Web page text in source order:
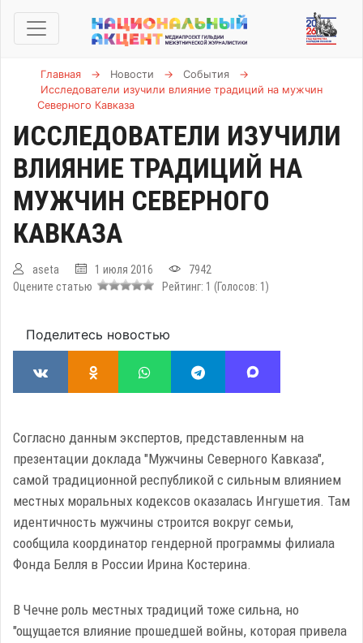
Главная → Новости → События
→
Исследователи изучили влияние традиций на мужчин
Северного Кавказа
ИССЛЕДОВАТЕЛИ ИЗУЧИЛИ
ВЛИЯНИЕ ТРАДИЦИЙ НА
МУЖЧИН СЕВЕРНОГО
КАВКАЗА
aseta 1 июля 2016
7942
Оцените статью
Рейтинг: 1 (Голосов: 1 )
Поделитесь новостью
Согласно данным экспертов, представленным на
презентации доклада "Мужчины Северного Кавказа",
самой традиционной республикой с сильным влиянием
местных моральных кодексов оказалась Ингушетия. Там
идентичность мужчины строится вокруг семьи,
сообщила координатор гендерной программы филиала
Фонда Белля в России Ирина Костерина.
В Чечне роль местных традиций тоже сильна, но
"ощущается влияние прошедшей войны, которая привела